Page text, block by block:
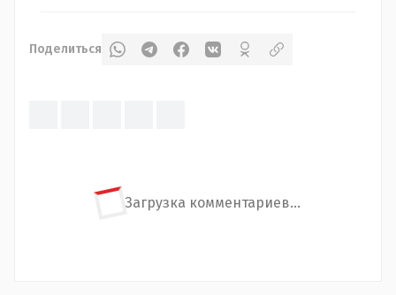
Поделиться
Загрузка комментариев...